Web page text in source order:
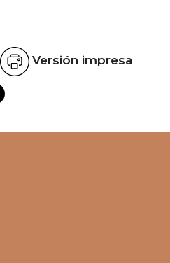
Versión impresa